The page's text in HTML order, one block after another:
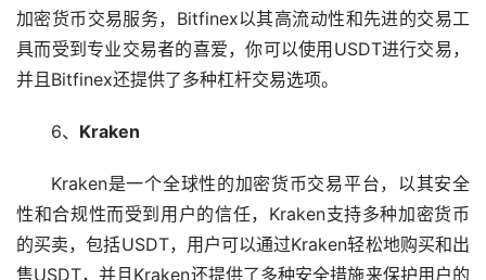
加密货币交易服务，Bitfinex以其高流动性和先进的交易工
具而受到专业交易者的喜爱，你可以使用USDT进行交易，
并且Bitfinex还提供了多种杠杆交易选项。
6、 Kraken
Kraken是一个全球性的加密货币交易平台，以其安全
性和合规性而受到用户的信任，Kraken支持多种加密货币
的买卖，包括USDT，用户可以通过Kraken轻松地购买和出
售USDT，并且Kraken还提供了多种安全措施来保护用户的